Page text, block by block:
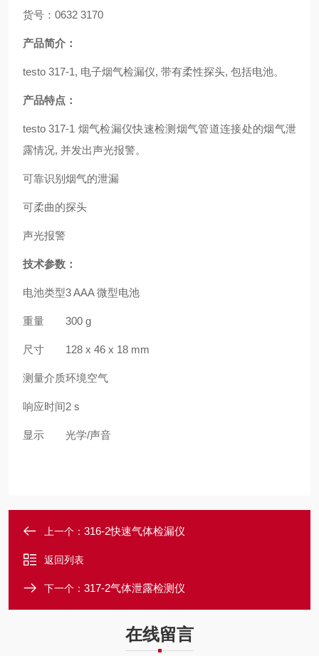
货号：0632 3170
产品简介：
testo 317-1, 电子烟气检漏仪, 带有柔性探头, 包括电池。
产品特点：
testo 317-1 烟气检漏仪快速检测烟气管道连接处的烟气泄
露情况, 并发出声光报警。
可靠识别烟气的泄漏
可柔曲的探头
声光报警
技术参数：
电池类型3 AAA 微型电池
重量 300 g
尺寸 128 x 46 x 18 mm
测量介质环境空气
响应时间2 s
显示 光学/声音
上一个： 316-2快速气体检漏仪
返回列表
下一个： 317-2气体泄露检测仪
在线留言